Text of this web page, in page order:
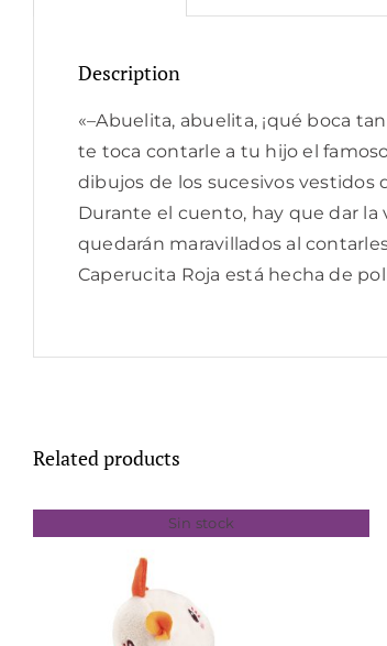
Description
«–Abuelita, abuelita, ¡qué boca
te toca contarle a tu hijo el
dibujos de los sucesivos vestidos
Durante el cuento, hay que dar la
quedarán maravillados al
Caperucita Roja está hecha de
Related products
Sin stock